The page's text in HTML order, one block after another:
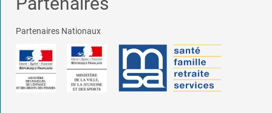
Partenaires Nationaux